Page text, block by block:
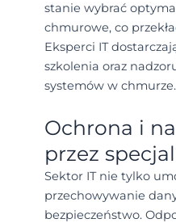
stanie wybrać
chmurowe, co
Eksperci IT
szkolenia oraz
systemów w chmurze.
Ochrona i
przez
Sektor IT nie tylko
przechowywanie
bezpieczeństwo.